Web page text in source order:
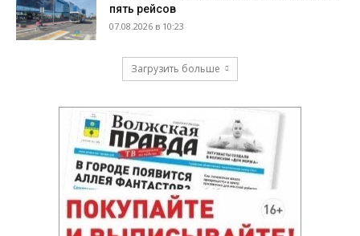
пять рейсов
07.08.2026 в 10:23
Загрузить больше